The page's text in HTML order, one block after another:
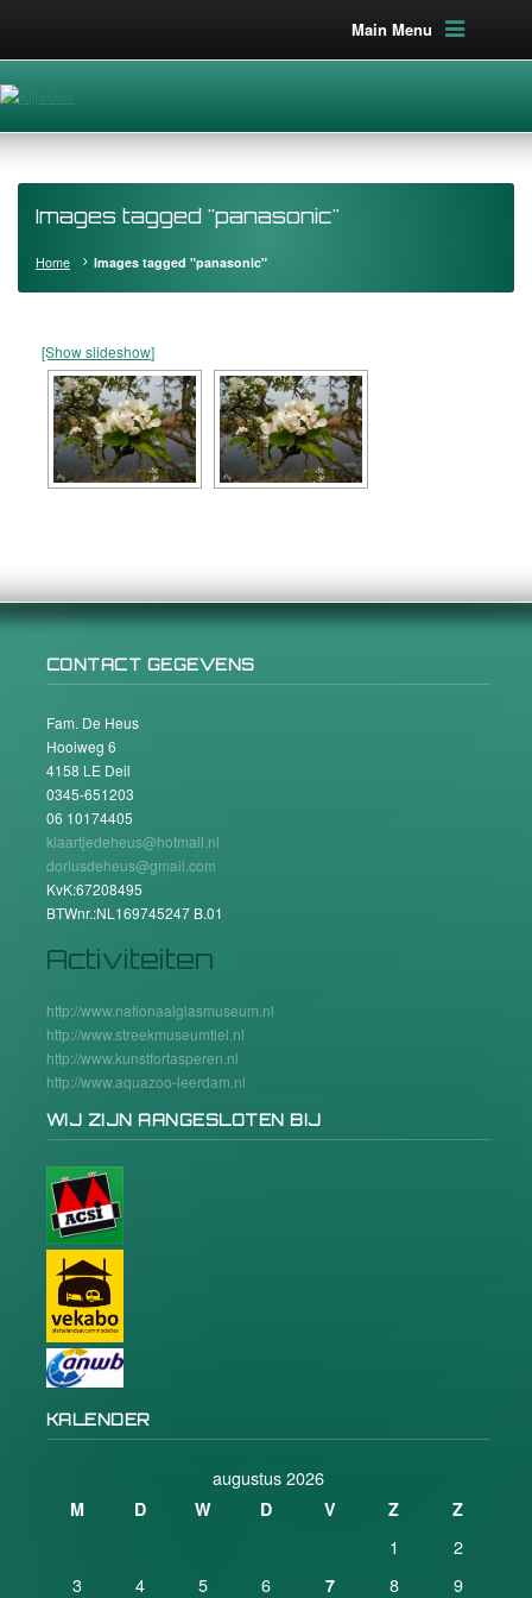
Main Menu
Images tagged "panasonic"
Home Images tagged "panasonic"
[Show slideshow]
CONTACT GEGEVENS
Fam. De Heus
Hooiweg 6
4158 LE Deil
0345-651203
06 10174405
klaartjedeheus@hotmail.nl
doriusdeheus@gmail.com
KvK:67208495
BTWnr.:NL169745247 B.01
Activiteiten
http://www.nationaalglasmuseum.nl
http://www.streekmuseumtiel.nl
http://www.kunstfortasperen.nl
http://www.aquazoo-leerdam.nl
WIJ ZIJN AANGESLOTEN BIJ
KALENDER
augustus 2026
M D W D V Z Z
1
2
3
4 5 6 7 8 9